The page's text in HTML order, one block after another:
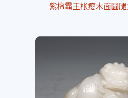
紫檀霸王枨瘿木面圆